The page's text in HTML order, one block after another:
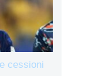
cessioni